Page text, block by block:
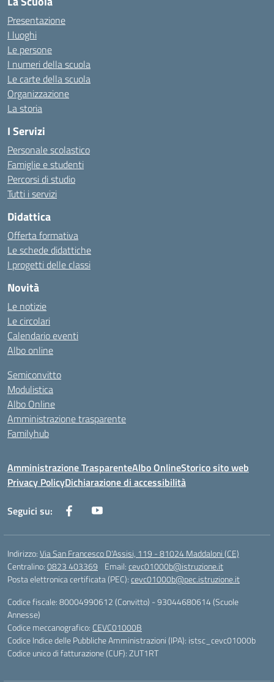
Presentazione
I luoghi
Le persone
I numeri della scuola
Le carte della scuola
Organizzazione
La storia
I Servizi
Personale scolastico
Famiglie e studenti
Percorsi di studio
Tutti i servizi
Didattica
Offerta formativa
Le schede didattiche
I progetti delle classi
Novità
Le notizie
Le circolari
Calendario eventi
Albo online
Semiconvitto
Modulistica
Albo Online
Amministrazione trasparente
Familyhub
Amministrazione TrasparenteAlbo OnlineStorico sito web
Privacy PolicyDichiarazione di accessibilità
Seguici su:
Indirizzo:Via San Francesco D'Assisi, 119 - 81024 Maddaloni (CE)
Centralino:0823 403369 Email:cevc01000b@istruzione.it
Posta elettronica certificata (PEC):cevc01000b@pec.istruzione.it
Codice fiscale: 80004990612 (Convitto) - 93044680614 (Scuole
Annesse)
Codice meccanografico: CEVC01000B
Codice Indice delle Pubbliche Amministrazioni (IPA): istsc_cevc01000b
Codice unico di fatturazione (CUF): ZUT1RT